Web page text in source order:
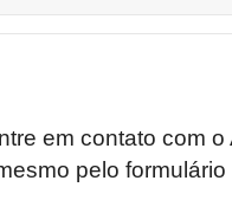
em contato com
pelo